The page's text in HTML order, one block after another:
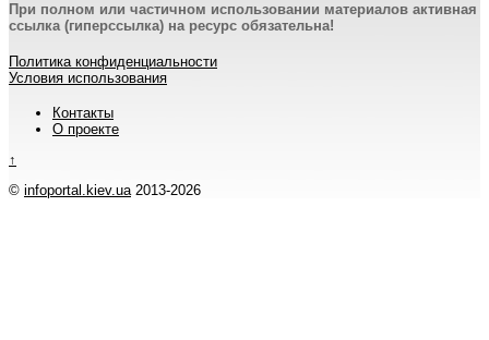
При полном или частичном использовании материалов активная
ссылка (гиперссылка) на ресурс обязательна!
Политика конфиденциальности
Условия использования
Контакты
О проекте
↑
© infoportal.kiev.ua 2013-2026